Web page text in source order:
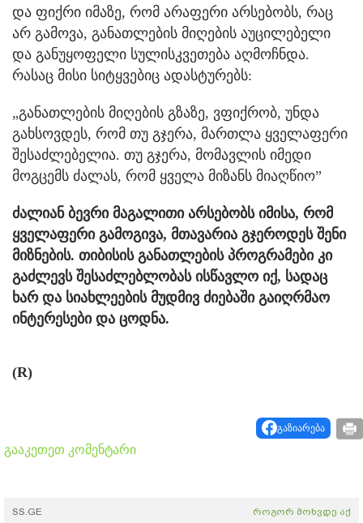
და ფიქრი იმაზე, რომ არაფერი არსებობს, რაც
არ გამოვა, განათლების მიღების აუცილებელი
და განუყოფელი სულისკვეთება აღმოჩნდა.
რასაც მისი სიტყვებიც ადასტურებს:
„განათლების მიღების გზაზე, ვფიქრობ, უნდა
გახსოვდეს, რომ თუ გჯერა, მართლა ყველაფერი
შესაძლებელია. თუ გჯერა, მომავლის იმედი
მოგცემს ძალას, რომ ყველა მიზანს მიაღწიო”
ძალიან ბევრი მაგალითი არსებობს იმისა, რომ
ყველაფერი გამოგივა, მთავარია გჯეროდეს შენი
მიზნების. თიბისის განათლების პროგრამები კი
გაძლევს შესაძლებლობას ისწავლო იქ, სადაც
ხარ და სიახლეების მუდმივ ძიებაში გაიღრმაო
ინტერესები და ცოდნა.
(R)
გაზიარება
გააკეთეთ კომენტარი
SS.GE როგორ მოხვდე აქ